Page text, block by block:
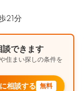
21分
できます
住まい探しの条件を
相談する 無料